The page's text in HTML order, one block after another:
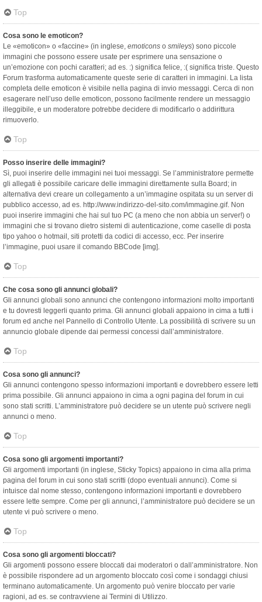
Top
Cosa sono le emoticon?
Le «emoticon» o «faccine» (in inglese, emoticons o smileys) sono piccole
immagini che possono essere usate per esprimere una sensazione o
un’emozione con pochi caratteri; ad es. :) significa felice, :( significa triste. Questo
Forum trasforma automaticamente queste serie di caratteri in immagini. La lista
completa delle emoticon è visibile nella pagina di invio messaggi. Cerca di non
esagerare nell’uso delle emoticon, possono facilmente rendere un messaggio
illeggibile, e un moderatore potrebbe decidere di modificarlo o addirittura
rimuoverlo.
Top
Posso inserire delle immagini?
Sì, puoi inserire delle immagini nei tuoi messaggi. Se l’amministratore permette
gli allegati è possibile caricare delle immagini direttamente sulla Board; in
alternativa devi creare un collegamento a un’immagine ospitata su un server di
pubblico accesso, ad es. http://www.indirizzo-del-sito.com/immagine.gif. Non
puoi inserire immagini che hai sul tuo PC (a meno che non abbia un server!) o
immagini che si trovano dietro sistemi di autenticazione, come caselle di posta
tipo yahoo o hotmail, siti protetti da codici di accesso, ecc. Per inserire
l’immagine, puoi usare il comando BBCode [img].
Top
Che cosa sono gli annunci globali?
Gli annunci globali sono annunci che contengono informazioni molto importanti
e tu dovresti leggerli quanto prima. Gli annunci globali appaiono in cima a tutti i
forum ed anche nel Pannello di Controllo Utente. La possibilità di scrivere su un
annuncio globale dipende dai permessi concessi dall’amministratore.
Top
Cosa sono gli annunci?
Gli annunci contengono spesso informazioni importanti e dovrebbero essere letti
prima possibile. Gli annunci appaiono in cima a ogni pagina del forum in cui
sono stati scritti. L’amministratore può decidere se un utente può scrivere negli
annunci o meno.
Top
Cosa sono gli argomenti importanti?
Gli argomenti importanti (in inglese, Sticky Topics) appaiono in cima alla prima
pagina del forum in cui sono stati scritti (dopo eventuali annunci). Come si
intuisce dal nome stesso, contengono informazioni importanti e dovrebbero
essere lette sempre. Come per gli annunci, l’amministratore può decidere se un
utente vi può scrivere o meno.
Top
Cosa sono gli argomenti bloccati?
Gli argomenti possono essere bloccati dai moderatori o dall’amministratore. Non
è possibile rispondere ad un argomento bloccato così come i sondaggi chiusi
terminano automaticamente. Un argomento può venire bloccato per varie
ragioni, ad es. se contravviene ai Termini di Utilizzo.